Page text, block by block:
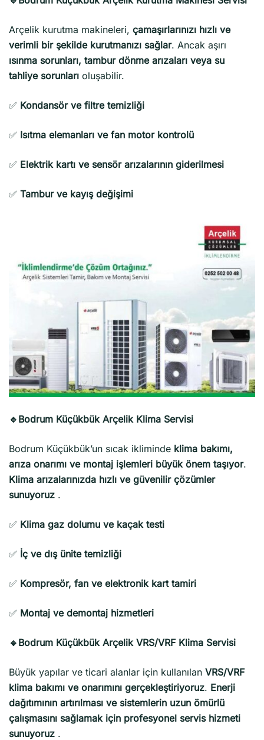
Arçelik kurutma makineleri, çamaşırlarınızı hızlı ve
verimli bir şekilde kurutmanızı sağlar. Ancak aşırı
ısınma sorunları, tambur dönme arızaları veya su
tahliye sorunları oluşabilir.
✅ Kondansör ve filtre temizliği
✅ Isıtma elemanları ve fan motor kontrolü
✅ Elektrik kartı ve sensör arızalarının giderilmesi
✅ Tambur ve kayış değişimi
🔹Bodrum Küçükbük Arçelik Klima Servisi
Bodrum Küçükbük’un sıcak ikliminde klima bakımı,
arıza onarımı ve montaj işlemleri büyük önem taşıyor.
Klima arızalarınızda hızlı ve güvenilir çözümler
sunuyoruz .
✅ Klima gaz dolumu ve kaçak testi
✅ İç ve dış ünite temizliği
✅ Kompresör, fan ve elektronik kart tamiri
✅ Montaj ve demontaj hizmetleri
🔹Bodrum Küçükbük Arçelik VRS/VRF Klima Servisi
Büyük yapılar ve ticari alanlar için kullanılan VRS/VRF
klima bakımı ve onarımını gerçekleştiriyoruz. Enerji
dağıtımının artırılması ve sistemlerin uzun ömürlü
çalışmasını sağlamak için profesyonel servis hizmeti
sunuyoruz .